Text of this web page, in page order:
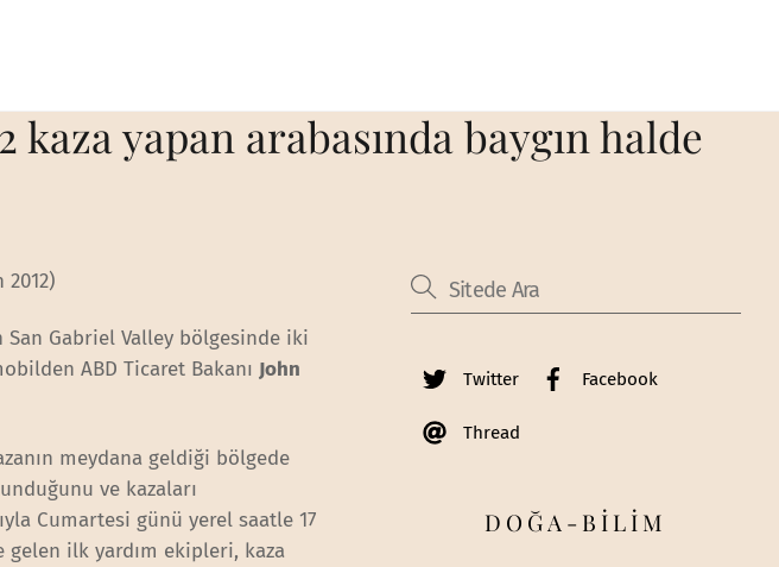
yapan arabasında baygın halde
2012)
Gabriel Valley bölgesinde iki
ABD Ticaret Bakanı John
meydana geldiği bölgede
ve kazaları
Cumartesi günü yerel saatle 17
gelen ilk yardım ekipleri, kaza
Twitter Facebook
Thread
DOĞA-BİLİM